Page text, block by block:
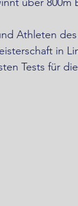
Athleten
in
Tests für